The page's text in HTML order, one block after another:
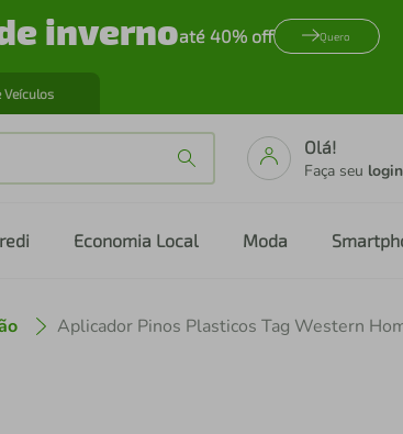
invernoaté 40% off Quero
Veículos
Olá!
Faça seu login
Economia Local Moda
Aplicador Pinos Plasticos Tag Western